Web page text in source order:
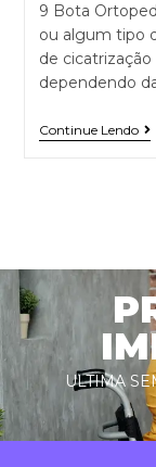
9 Bota
ou algum tipo
de cicatrização
dependendo
Continue Lendo
ULTIMA